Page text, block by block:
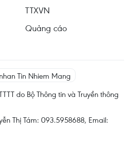
TTXVN
Quảng cáo
do Bộ Thông tin và Truyền thông
Thị Tám: 093.5958688, Email: